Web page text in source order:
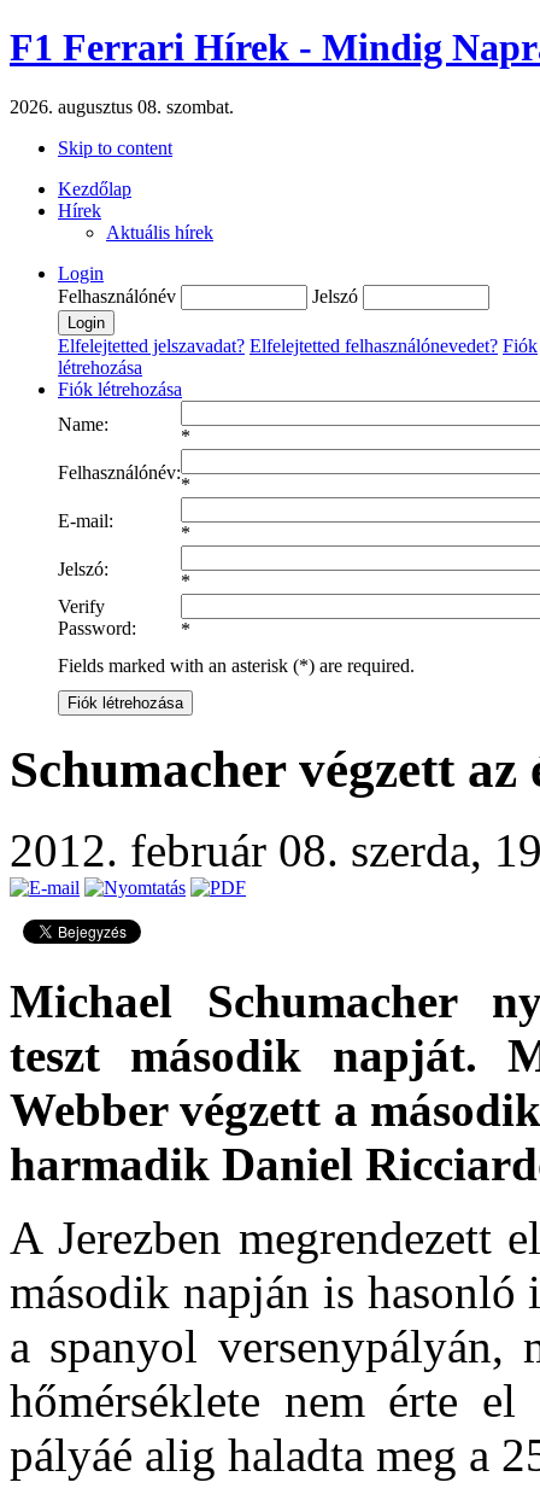
F1 Ferrari Hírek - Mindig
2026. augusztus 08. szombat.
Skip to content
Kezdőlap
Hírek
Aktuális hírek
Login
Felhasználónév
Jelszó
Elfelejtetted jelszavadat? Elfelejtetted felhasználónevedet? Fiók
létrehozása
Fiók létrehozása
Name:
*
Felhasználónév:
*
E-mail:
*
Jelszó:
*
Verify
Password:
*
Fields marked with an asterisk (*) are required.
Fiók létrehozása
Schumacher végzett
2012. február 08. szerda,
Michael Schumacher
teszt második napját.
Webber végzett a
harmadik Daniel
A Jerezben megrendezett
második napján is
a spanyol versenypályán,
hőmérséklete nem érte
pályáé alig haladta meg a